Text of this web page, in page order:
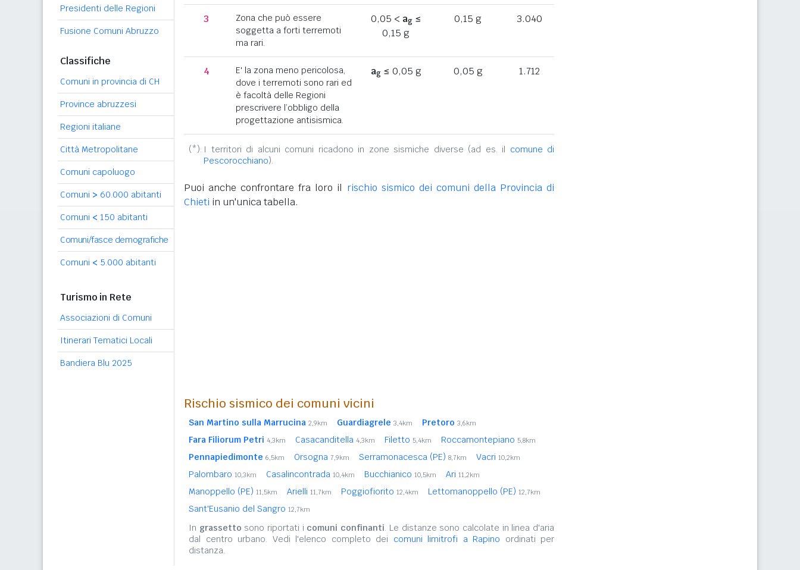
Presidenti delle Regioni
Fusione Comuni Abruzzo
Classifiche
Comuni in provincia di CH
Province abruzzesi
Regioni italiane
Città Metropolitane
Comuni capoluogo
Comuni > 60.000 abitanti
Comuni < 150 abitanti
Comuni/fasce demografiche
Comuni < 5.000 abitanti
Turismo in Rete
Associazioni di Comuni
Itinerari Tematici Locali
Bandiera Blu 2025
3
Zona che può essere
soggetta a forti terremoti
ma rari.
0,05 < ag≤
0,15 g
0,15 g 3.040
4
E' la zona meno pericolosa,
dove i terremoti sono rari ed
è facoltà delle Regioni
prescrivere l’obbligo della
progettazione antisismica.
ag≤ 0,05 g 0,05 g 1.712
(*): I territori di alcuni comuni ricadono in zone sismiche diverse (ad es. il comune di
Pescorocchiano).
Puoi anche confrontare fra loro il rischio sismico dei comuni della Provincia di
Chieti in un'unica tabella.
Rischio sismico dei comuni vicini
San Martino sulla Marrucina 2,9km Guardiagrele 3,4km Pretoro 3,6km
Fara Filiorum Petri 4,3km Casacanditella 4,3km Filetto 5,4km Roccamontepiano 5,8km
Pennapiedimonte 6,5km Orsogna 7,9km Serramonacesca (PE) 8,7km Vacri 10,2km
Palombaro 10,3km Casalincontrada 10,4km Bucchianico 10,5km Ari 11,2km
Manoppello (PE) 11,5km Arielli 11,7km Poggiofiorito 12,4km Lettomanoppello (PE) 12,7km
Sant'Eusanio del Sangro 12,7km
In grassetto sono riportati i comuni confinanti. Le distanze sono calcolate in linea d'aria
dal centro urbano. Vedi l'elenco completo dei comuni limitrofi a Rapino ordinati per
distanza.